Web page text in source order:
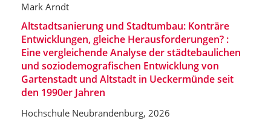
Mark Arndt
Altstadtsanierung und Stadtumbau: Konträre
Entwicklungen, gleiche Herausforderungen? :
Eine vergleichende Analyse der städtebaulichen
und soziodemografischen Entwicklung von
Gartenstadt und Altstadt in Ueckermünde seit
den 1990er Jahren
Hochschule Neubrandenburg, 2026